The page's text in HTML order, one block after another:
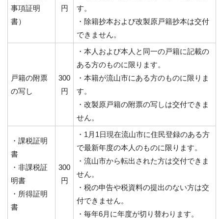
事項証明
書）
円
す。
・除籍抄本および改製原戸籍抄本は交付
できません。
戸籍の附票
の写し
300
円
・本人および本人と同一の戸籍に記載の
ある方のものに限ります。
・本籍が流山市にある方のものに限りま
す。
・改製原戸籍の附票の写しは交付できま
せん。
・課税証明
書
・非課税証
明書
・所得証明
書
300
円
・1月1日現在流山市に住民登録のある方
で最新年度の本人のものに限ります。
・流山市から転出された方は交付できま
せん。
・税の申告や税資料の提出のない方は交
付できません。
・毎年6月に年度が切り替わります。